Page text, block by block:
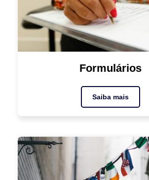
Formulários
Saiba mais